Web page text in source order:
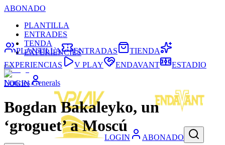
ABONADO
PLANTILLA
ENTRADES
TENDA
EXPERIÈNCIES
LOGIN
LOGIN ABONADO
PLANTILLA ENTRADAS
TIENDA
EXPERIENCIAS
V PLAY ENDAVANT ESTADIO
Noticies Generals
Bogdan Bakaleyko, un
‘groguet’ a Moscú